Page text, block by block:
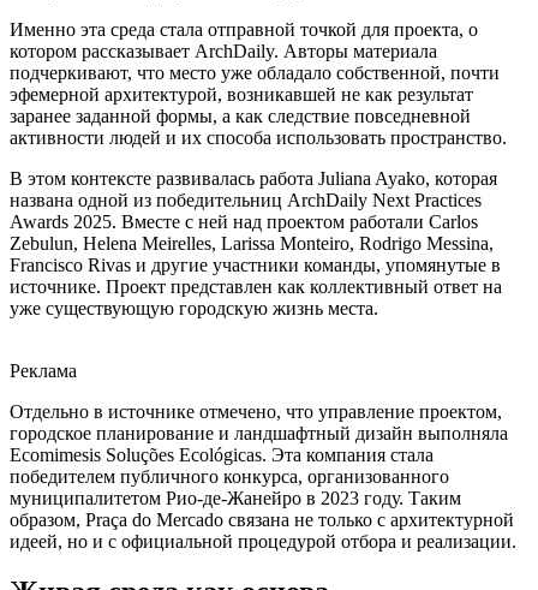
Именно эта среда стала отправной точкой для проекта, о
котором рассказывает ArchDaily. Авторы материала
подчеркивают, что место уже обладало собственной, почти
эфемерной архитектурой, возникавшей не как результат
заранее заданной формы, а как следствие повседневной
активности людей и их способа использовать пространство.
В этом контексте развивалась работа Juliana Ayako, которая
названа одной из победительниц ArchDaily Next Practices
Awards 2025. Вместе с ней над проектом работали Carlos
Zebulun, Helena Meirelles, Larissa Monteiro, Rodrigo Messina,
Francisco Rivas и другие участники команды, упомянутые в
источнике. Проект представлен как коллективный ответ на
уже существующую городскую жизнь места.
Реклама
Отдельно в источнике отмечено, что управление проектом,
городское планирование и ландшафтный дизайн выполняла
Ecomimesis Soluções Ecológicas. Эта компания стала
победителем публичного конкурса, организованного
муниципалитетом Рио-де-Жанейро в 2023 году. Таким
образом, Praça do Mercado связана не только с архитектурной
идеей, но и с официальной процедурой отбора и реализации.